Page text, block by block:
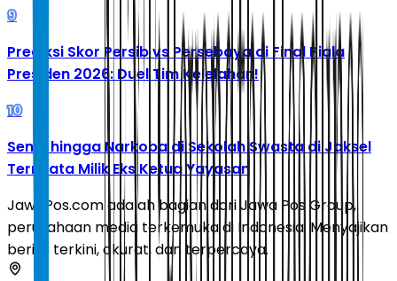
9
Prediksi Skor Persib vs Persebaya di Final Piala
Presiden 2026: Duel Tim Kelelahan!
10
Senpi hingga Narkoba di Sekolah Swasta di Jaksel
Ternyata Milik Eks Ketua Yayasan
JawaPos.com adalah bagian dari Jawa Pos Group,
perusahaan media terkemuka di Indonesia. Menyajikan
berita terkini, akurat, dan terpercaya.